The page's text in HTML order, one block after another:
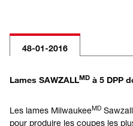
48-01-2016
Lames SAWZALLMD à 5 DPP
Les lames MilwaukeeMD Sawzall
pour produire les coupes les